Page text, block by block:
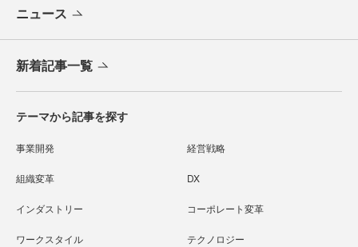
ニュース
新着記事一覧
テーマから記事を探す
事業開発 経営戦略
組織変革 DX
インダストリー コーポレート変革
ワークスタイル テクノロジー